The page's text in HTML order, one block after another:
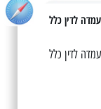
לדין כלל
לדין כלל